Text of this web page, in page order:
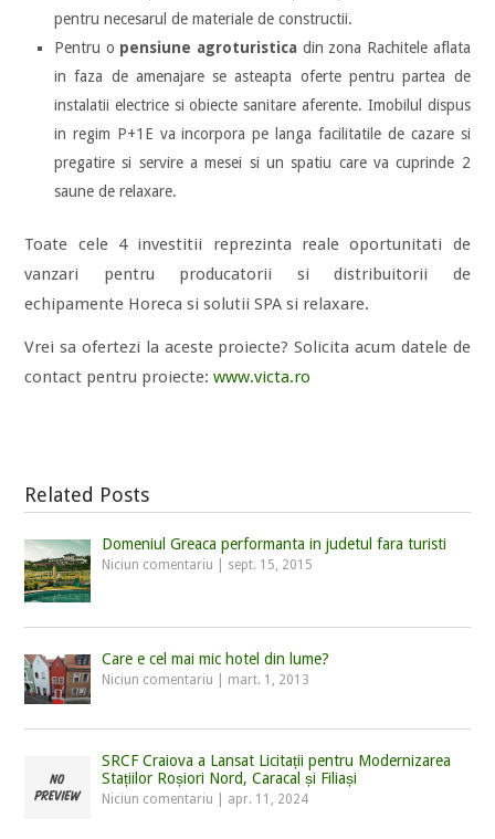
pentru necesarul de materiale de constructii.
Pentru o pensiune agroturistica din zona Rachitele aflata
in faza de amenajare se asteapta oferte pentru partea de
instalatii electrice si obiecte sanitare aferente. Imobilul dispus
in regim P+1E va incorpora pe langa facilitatile de cazare si
pregatire si servire a mesei si un spatiu care va cuprinde 2
saune de relaxare.
Toate cele 4 investitii reprezinta reale oportunitati de
vanzari pentru producatorii si distribuitorii de
echipamente Horeca si solutii SPA si relaxare.
Vrei sa ofertezi la aceste proiecte? Solicita acum datele de
contact pentru proiecte: www.victa.ro
Related Posts
Domeniul Greaca performanta in judetul fara turisti
Niciun comentariu sept. 15, 2015
Care e cel mai mic hotel din lume?
Niciun comentariu mart. 1, 2013
SRCF Craiova a Lansat Licitații pentru Modernizarea
Stațiilor Roșiori Nord, Caracal și Filiași
Niciun comentariu apr. 11, 2024